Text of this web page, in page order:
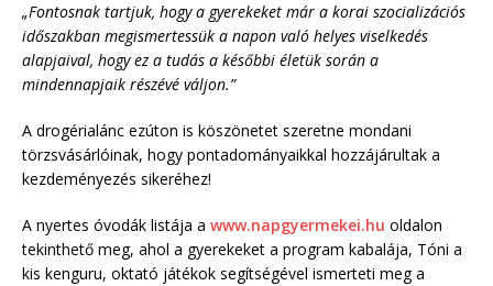
„Fontosnak tartjuk, hogy a gyerekeket már a korai szocializációs
időszakban megismertessük a napon való helyes viselkedés
alapjaival, hogy ez a tudás a későbbi életük során a
mindennapjaik részévé váljon.”
A drogérialánc ezúton is köszönetet szeretne mondani
törzsvásárlóinak, hogy pontadományaikkal hozzájárultak a
kezdeményezés sikeréhez!
A nyertes óvodák listája a www.napgyermekei.hu oldalon
tekinthető meg, ahol a gyerekeket a program kabalája, Tóni a
kis kenguru, oktató játékok segítségével ismerteti meg a